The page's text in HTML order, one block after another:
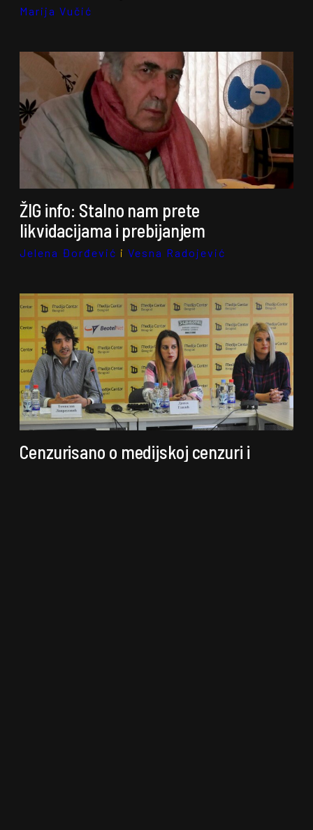
Marija Vučić
ŽIG info: Stalno nam prete
likvidacijama i prebijanjem
Jelena Đorđević i Vesna Radojević
Cenzurisano o medijskoj cenzuri i